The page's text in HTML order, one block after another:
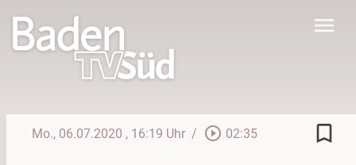
menu
Mo., 06.07.2020 , 16:19 Uhr / play_circle_outline 02:35 bookmark_border